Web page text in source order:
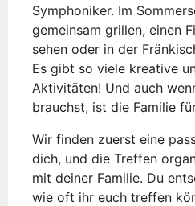
Symphoniker. Im
gemeinsam grillen, einen
sehen oder in der
Es gibt so viele kreative
Aktivitäten! Und auch
brauchst, ist die Familie
Wir finden zuerst eine
dich, und die Treffen
mit deiner Familie. Du
wie oft ihr euch treffen